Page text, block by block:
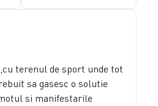
terenul de sport unde tot
sa gasesc o solutie
si manifestarile